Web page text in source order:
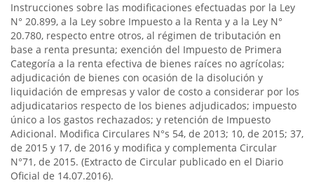
Instrucciones sobre las modificaciones efectuadas por la Ley
N° 20.899, a la Ley sobre Impuesto a la Renta y a la Ley N°
20.780, respecto entre otros, al régimen de tributación en
base a renta presunta; exención del Impuesto de Primera
Categoría a la renta efectiva de bienes raíces no agrícolas;
adjudicación de bienes con ocasión de la disolución y
liquidación de empresas y valor de costo a considerar por los
adjudicatarios respecto de los bienes adjudicados; impuesto
único a los gastos rechazados; y retención de Impuesto
Adicional. Modifica Circulares N°s 54, de 2013; 10, de 2015; 37,
de 2015 y 17, de 2016 y modifica y complementa Circular
N°71, de 2015. (Extracto de Circular publicado en el Diario
Oficial de 14.07.2016).